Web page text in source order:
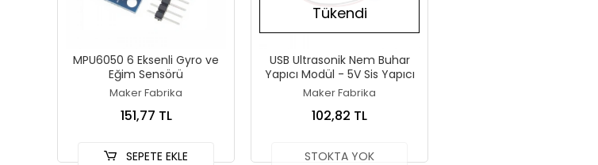
MPU6050 6 Eksenli Gyro ve
Eğim Sensörü
Maker Fabrika
151,77 TL
SEPETE EKLE
Tükendi
USB Ultrasonik Nem Buhar
Yapıcı Modül - 5V Sis Yapıcı
Maker Fabrika
102,82 TL
STOKTA YOK